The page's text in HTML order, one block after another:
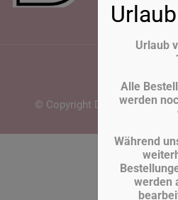
© Copyright Deko Adli 2026.
Vertrag
Urlaub
Alle
werden
Während
werden